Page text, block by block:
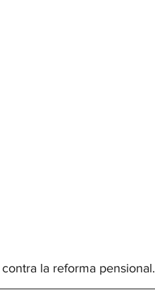
contra la reforma pensional.